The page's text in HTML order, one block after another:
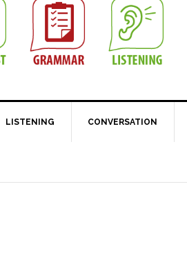
LISTENING CONVERSATION